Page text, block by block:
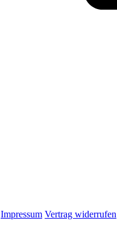
Impressum Vertrag widerrufen